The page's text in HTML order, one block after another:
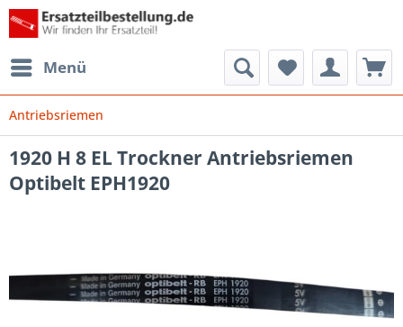
Menü
Antriebsriemen
1920 H 8 EL Trockner Antriebsriemen
Optibelt EPH1920